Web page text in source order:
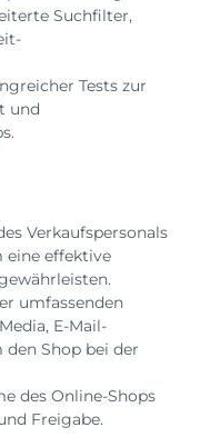
Suchfilter,
Tests zur
und
Verkaufspersonals
eine effektive
umfassenden
E-Mail-
Shop bei der
des Online-Shops
Freigabe.